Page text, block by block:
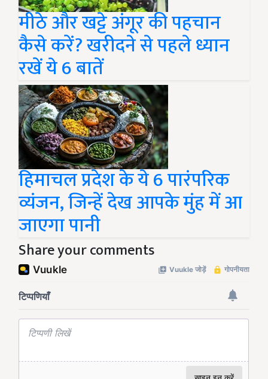
मीठे और खट्टे अंगूर की पहचान
कैसे करें? खरीदने से पहले ध्यान
रखें ये 6 बातें
हिमाचल प्रदेश के ये 6 पारंपरिक
व्यंजन, जिन्हें देख आपके मुंह में आ
जाएगा पानी
Share your comments